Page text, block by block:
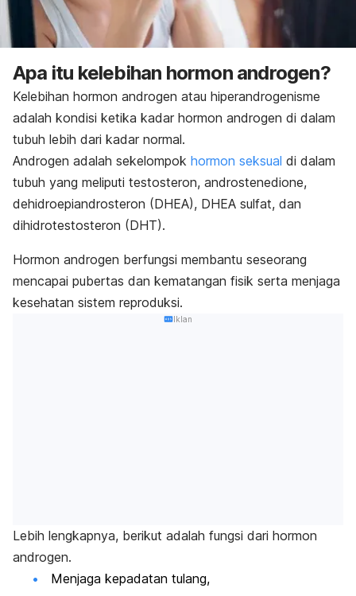
Apa itu kelebihan hormon androgen?
Kelebihan hormon androgen atau hiperandrogenisme
adalah kondisi ketika kadar hormon androgen di dalam
tubuh lebih dari kadar normal.
Androgen adalah sekelompok hormon seksual di dalam
tubuh yang meliputi testosteron, androstenedione,
dehidroepiandrosteron (DHEA), DHEA sulfat, dan
dihidrotestosteron (DHT).
Hormon androgen berfungsi membantu seseorang
mencapai pubertas dan kematangan fisik serta menjaga
kesehatan sistem reproduksi.
Iklan
Lebih lengkapnya, berikut adalah fungsi dari hormon
androgen.
Menjaga kepadatan tulang,